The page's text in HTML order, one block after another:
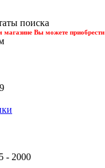
поиска
Вы можете приобрести
- 2000